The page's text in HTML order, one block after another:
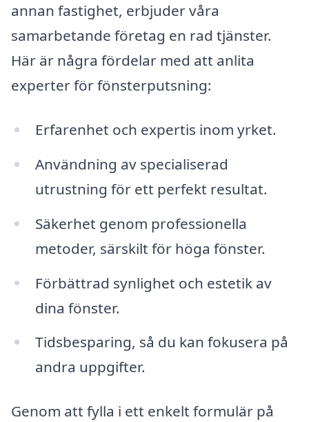
annan fastighet, erbjuder våra
samarbetande företag en rad tjänster.
Här är några fördelar med att anlita
experter för fönsterputsning:
Erfarenhet och expertis inom yrket.
Användning av specialiserad
utrustning för ett perfekt resultat.
Säkerhet genom professionella
metoder, särskilt för höga fönster.
Förbättrad synlighet och estetik av
dina fönster.
Tidsbesparing, så du kan fokusera på
andra uppgifter.
Genom att fylla i ett enkelt formulär på